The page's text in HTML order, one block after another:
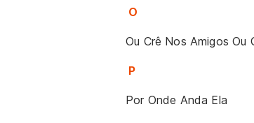
O
Ou Crê Nos Amigos Ou
P
Por Onde Anda Ela